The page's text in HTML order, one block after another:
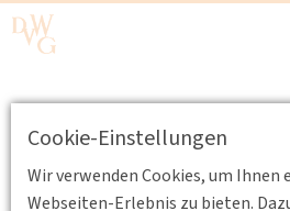
Cookie-Einstellungen
Wir verwenden Cookies, um Ihnen
Webseiten-Erlebnis zu bieten.
Partnerangebot:
"European transport
reality"